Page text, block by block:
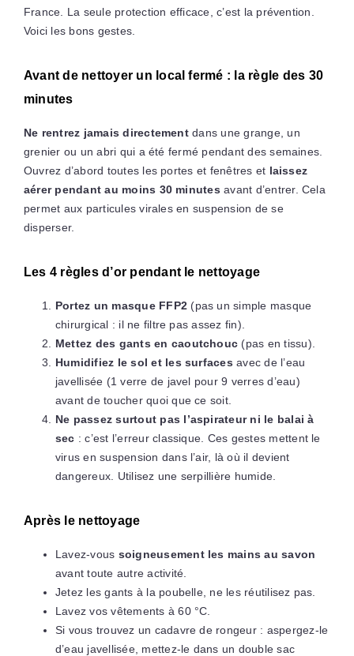
France. La seule protection efficace, c’est la prévention.
Voici les bons gestes.
Avant de nettoyer un local fermé : la règle des 30
minutes
Ne rentrez jamais directementdans une grange, un
grenier ou un abri qui a été fermé pendant des semaines.
Ouvrez d’abord toutes les portes et fenêtres et laissez
aérer pendant au moins 30 minutes avant d’entrer. Cela
permet aux particules virales en suspension de se
disperser.
Les 4 règles d’or pendant le nettoyage
Portez un masque FFP2 (pas un simple masque
chirurgical : il ne filtre pas assez fin).
Mettez des gants en caoutchouc (pas en tissu).
Humidifiez le sol et les surfaces avec de l’eau
javellisée (1 verre de javel pour 9 verres d’eau)
avant de toucher quoi que ce soit.
Ne passez surtout pas l’aspirateur ni le balai à
sec : c’est l’erreur classique. Ces gestes mettent le
virus en suspension dans l’air, là où il devient
dangereux. Utilisez une serpillière humide.
Après le nettoyage
Lavez-vous soigneusement les mains au savon
avant toute autre activité.
Jetez les gants à la poubelle, ne les réutilisez pas.
Lavez vos vêtements à 60 °C.
Si vous trouvez un cadavre de rongeur : aspergez-le
d’eau javellisée, mettez-le dans un double sac